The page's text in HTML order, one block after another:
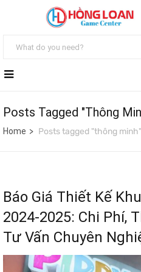
Posts Tagged "thông
Home Posts tagged "thông minh"
Báo Giá Thiết Kế
2024-2025: Chi Phí,
Tư Vấn Chuyên